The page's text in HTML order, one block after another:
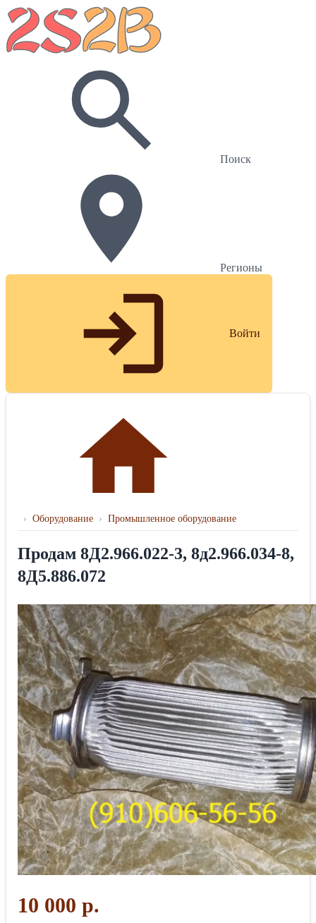
Поиск
Регионы
Войти
› Оборудование › Промышленное оборудование
Продам 8Д2.966.022-3, 8д2.966.034-8,
8Д5.886.072
10 000 р.